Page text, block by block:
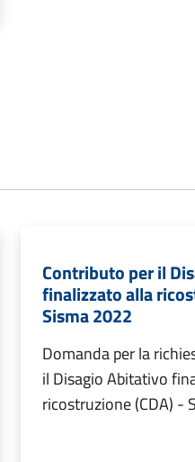
Contributo per il
finalizzato alla
Sisma 2022
Domanda per la
il Disagio Abitativo
ricostruzione (CDA) -